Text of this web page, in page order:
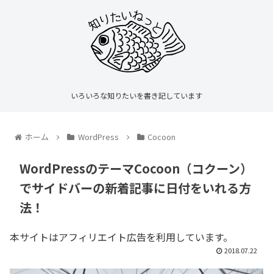
いろいろな知りたいを書き記しています
ホーム WordPress Cocoon
WordPressのテーマCocoon（コクーン）
でサイドバーの新着記事に日付をいれる方
法！
本サイトはアフィリエイト広告を利用しています。
2018.07.22